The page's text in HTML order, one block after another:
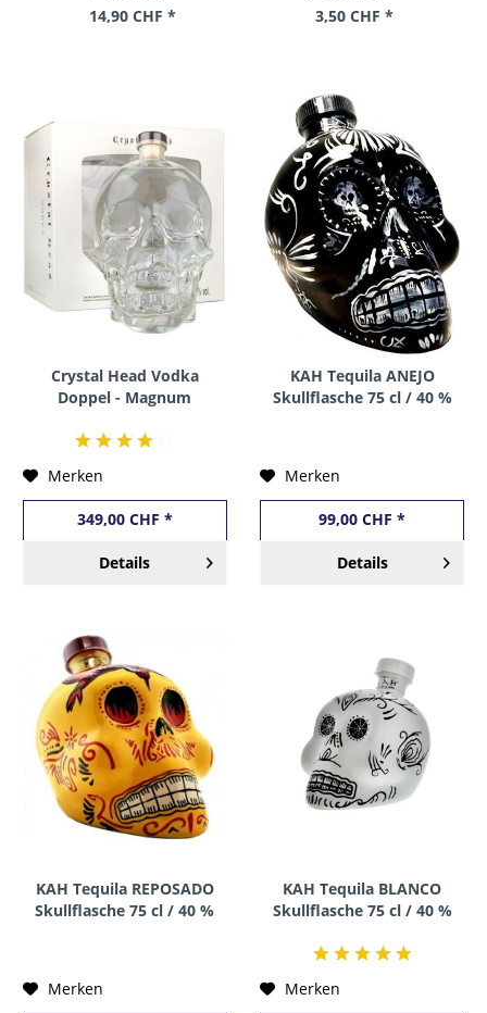
14,90 CHF *
3,50 CHF *
Crystal Head Vodka
Doppel - Magnum
% Kanada
Merken
349,00 CHF *
Details
KAH Tequila ANEJO
Skullflasche 75 cl / 40 %
Merken
99,00 CHF *
Details
KAH Tequila REPOSADO
Skullflasche 75 cl / 40 %
Merken
KAH Tequila BLANCO
Skullflasche 75 cl / 40 %
Merken